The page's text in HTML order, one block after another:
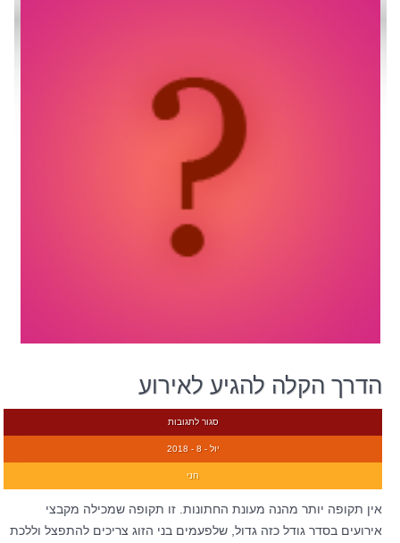
הדרך הקלה להגיע לאירוע
סגור לתגובות
יול - 8 - 2018
חני
אין תקופה יותר מהנה מעונת החתונות. זו תקופה שמכילה מקבצי
אירועים בסדר גודל כזה גדול, שלפעמים בני הזוג צריכים להתפצל וללכת